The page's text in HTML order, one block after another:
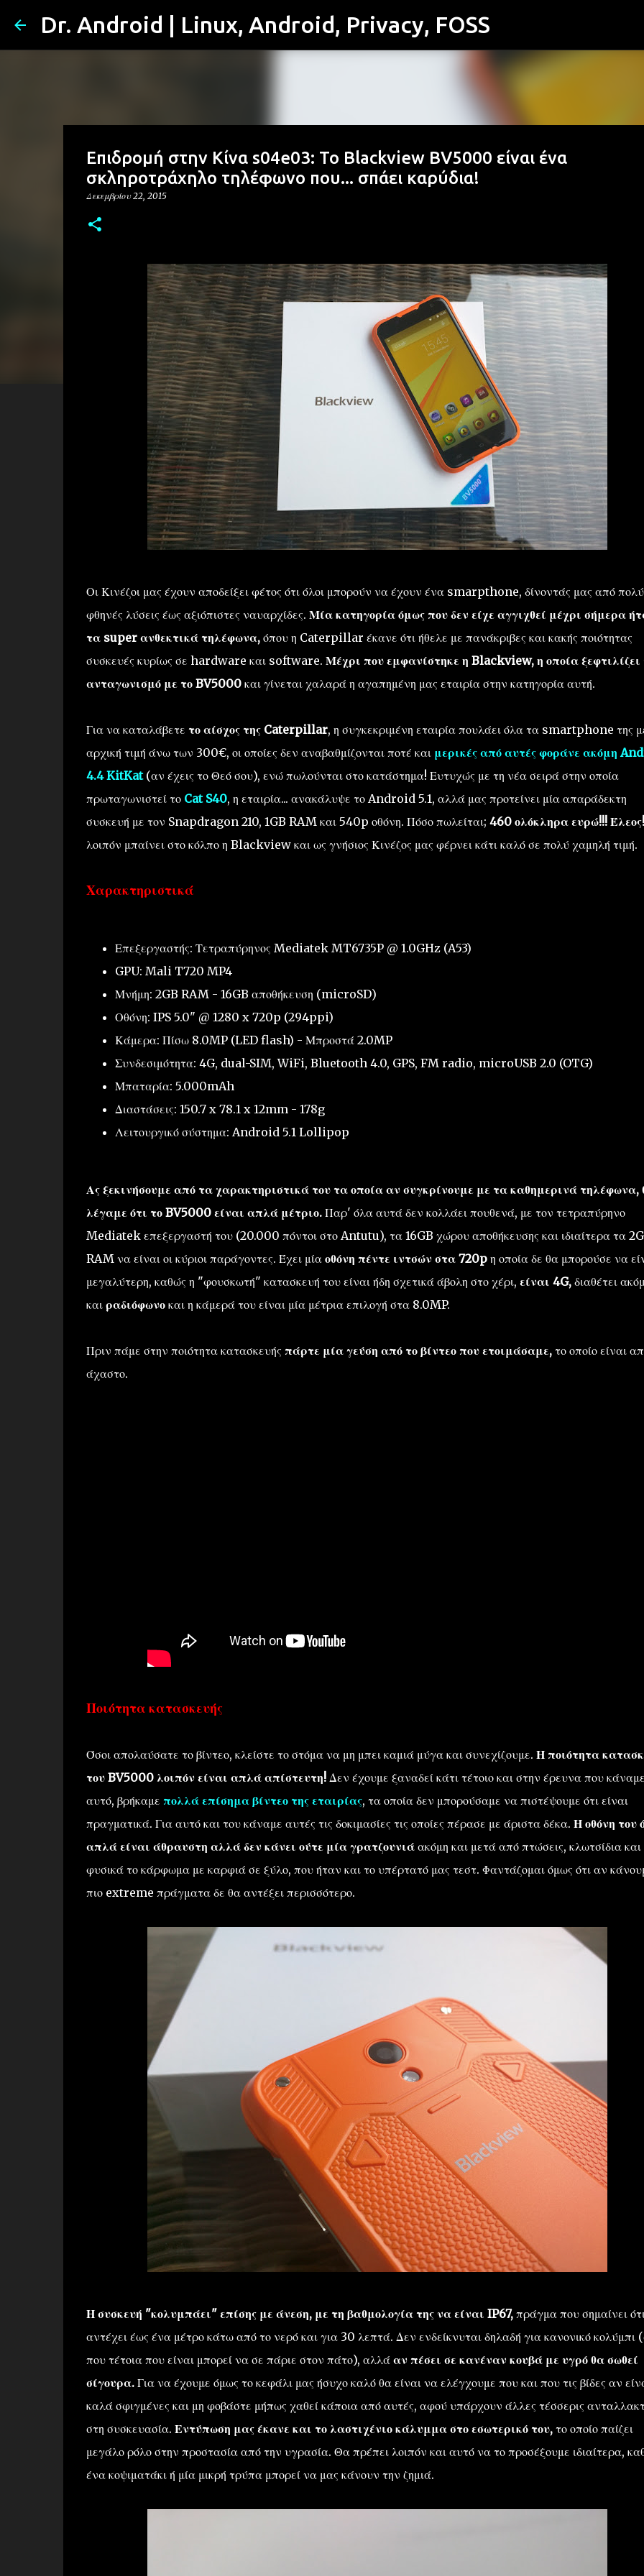
Μετάβαση στο κύριο περιεχόμενο
Dr. Android | Linux, Android, Privacy, FOSS
Επιδρομή στην Κίνα s04e03: Το Blackview BV5000 είναι ένα
σκληροτράχηλο τηλέφωνο που... σπάει καρύδια!
Δεκεμβρίου 22, 2015
Οι Κινέζοι μας έχουν αποδείξει φέτος ότι όλοι μπορούν να έχουν ένα smarpthone, δίνοντάς μας από πολύ
φθηνές λύσεις έως αξιόπιστες ναυαρχίδες. Μία κατηγορία όμως που δεν είχε αγγιχθεί μέχρι σήμερα
τα super ανθεκτικά τηλέφωνα,όπου η Caterpillar έκανε ότι ήθελε με πανάκριβες και κακής ποιότητας
συσκευές κυρίως σε hardware και software. Μέχρι που εμφανίστηκε η Blackview, η οποία ξεφτιλίζει
ανταγωνισμό με το BV5000και γίνεται χαλαρά η αγαπημένη μας εταιρία στην κατηγορία αυτή.
Για να καταλάβετε το αίσχος της Caterpillar, η συγκεκριμένη εταιρία πουλάει όλα τα smartphone της
αρχική τιμή άνω των 300€, οι οποίες δεν αναβαθμίζονται ποτέ και μερικές από αυτές φοράνε ακόμη
4.4 KitKat(αν έχεις το Θεό σου), ενώ πωλούνται στο κατάστημα! Ευτυχώς με τη νέα σειρά στην οποία
πρωταγωνιστεί το Cat S40, η εταιρία... ανακάλυψε το Android 5.1, αλλά μας προτείνει μία απαράδεκτη
συσκευή με τον Snapdragon 210, 1GB RAM και 540p οθόνη. Πόσο πωλείται; 460 ολόκληρα ευρώ!!!
λοιπόν μπαίνει στο κόλπο η Blackview και ως γνήσιος Κινέζος μας φέρνει κάτι καλό σε πολύ χαμηλή τιμή.
Χαρακτηριστικά
Επεξεργαστής: Τετραπύρηνος Mediatek MT6735P @ 1.0GHz (A53)
GPU: Mali T720 MP4
Μνήμη: 2GB RAM - 16GB αποθήκευση (microSD)
Οθόνη: IPS 5.0" @ 1280 x 720p (294ppi)
Κάμερα: Πίσω 8.0MP (LED flash) - Μπροστά 2.0MP
Συνδεσιμότητα: 4G, dual-SIM, WiFi, Bluetooth 4.0, GPS, FM radio, microUSB 2.0 (OTG)
Μπαταρία: 5.000mAh
Διαστάσεις: 150.7 x 78.1 x 12mm - 178g
Λειτουργικό σύστημα: Android 5.1 Lollipop
Ας ξεκινήσουμε από τα χαρακτηριστικά του τα οποία αν συγκρίνουμε με τα καθημερινά τηλέφωνα,
λέγαμε ότι το BV5000 είναι απλά μέτριο.Παρ' όλα αυτά δεν κολλάει πουθενά, με τον τετραπύρηνο
Mediatek επεξεργαστή του (20.000 πόντοι στο Antutu), τα 16GB χώρου αποθήκευσης και ιδιαίτερα τα
RAM να είναι οι κύριοι παράγοντες. Έχει μία οθόνη πέντε ιντσών στα 720pη οποία δε θα μπορούσε να
μεγαλύτερη, καθώς η "φουσκωτή" κατασκευή του είναι ήδη σχετικά άβολη στο χέρι, είναι 4G,διαθέτει
και ραδιόφωνοκαι η κάμερά του είναι μία μέτρια επιλογή στα 8.0MP.
Πριν πάμε στην ποιότητα κατασκευής πάρτε μία γεύση από το βίντεο που ετοιμάσαμε,το οποίο είναι
άχαστο.
Ποιότητα κατασκευής
Όσοι απολαύσατε το βίντεο, κλείστε το στόμα να μη μπει καμιά μύγα και συνεχίζουμε. Η ποιότητα
του BV5000 λοιπόν είναι απλά απίστευτη! Δεν έχουμε ξαναδεί κάτι τέτοιο και στην έρευνα που
αυτό, βρήκαμε πολλά επίσημα βίντεο της εταιρίας, τα οποία δεν μπορούσαμε να πιστέψουμε ότι είναι
πραγματικά. Για αυτό και του κάναμε αυτές τις δοκιμασίες τις οποίες πέρασε με άριστα δέκα. Η οθόνη του
απλά είναι άθραυστη αλλά δεν κάνει ούτε μία γρατζουνιάακόμη και μετά από πτώσεις, κλωτσίδια και
φυσικά το κάρφωμα με καρφιά σε ξύλο, που ήταν και το υπέρτατό μας τεστ. Φαντάζομαι όμως ότι αν
πιο extreme πράγματα δε θα αντέξει περισσότερο.
Η συσκευή "κολυμπάει" επίσης με άνεση, με τη βαθμολογία της να είναι IP67,πράγμα που σημαίνει
αντέχει έως ένα μέτρο κάτω από το νερό και για 30 λεπτά. Δεν ενδείκνυται δηλαδή για κανονικό κολύμπι
που τέτοια που είναι μπορεί να σε πάριε στον πάτο), αλλά αν πέσει σε κανέναν κουβά με υγρό θα σωθεί
σίγουρα.Για να έχουμε όμως το κεφάλι μας ήσυχο καλό θα είναι να ελέγχουμε που και που τις βίδες αν
καλά σφιγμένες και μη φοβάστε μήπως χαθεί κάποια από αυτές, αφού υπάρχουν άλλες τέσσερις
στη συσκευασία. Εντύπωση μας έκανε και το λαστιχένιο κάλυμμα στο εσωτερικό του,το οποίο παίζει
μεγάλο ρόλο στην προστασία από την υγρασία. Θα πρέπει λοιπόν και αυτό να το προσέξουμε ιδιαίτερα,
ένα κοψιματάκι ή μία μικρή τρύπα μπορεί να μας κάνουν την ζημιά.